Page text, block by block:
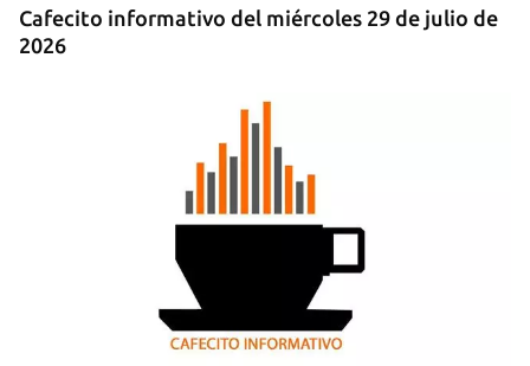
CANCELAR
Cafecito informativo del miércoles 29 de julio de
2026